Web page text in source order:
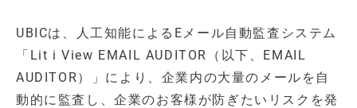
UBICは、人工知能によるEメール自動監査システム
「Lit i View EMAIL AUDITOR（以下、EMAIL
AUDITOR）」により、企業内の大量のメールを自
動的に監査し、企業のお客様が防ぎたいリスクを発